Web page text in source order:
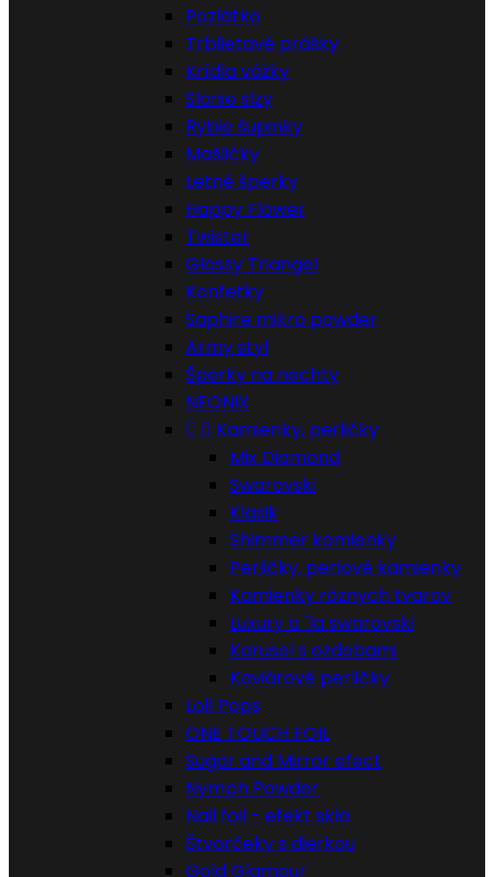
Pozlátko
Trblietavé prášky
Krídla vážky
Slonie slzy
Rybie šupinky
Mašličky
Letné šperky
Happy Flower
Twister
Glossy Triangel
Konfetky
Saphire mikro powder
Army styl
Šperky na nechty
NEONIX
  Kamienky, perličky
Mix Diamond
Swarovski
Klasik
Shimmer kamienky
Perličky, perlové kamienky
Kamienky rôznych tvarov
Luxury a ´la swarovski
Karusel s ozdobami
Kaviárové perličky
Loll Pops
ONE TOUCH FOIL
Sugar and Mirror efect
Nymph Powder
Nail foil - efekt skla
Štvorčeky s dierkou
Gold Glamour